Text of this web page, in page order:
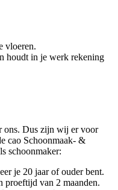
vloeren.
houdt in je werk rekening
ons. Dus zijn wij er voor
cao Schoonmaak- &
schoonmaker:
je 20 jaar of ouder bent.
proeftijd van 2 maanden.